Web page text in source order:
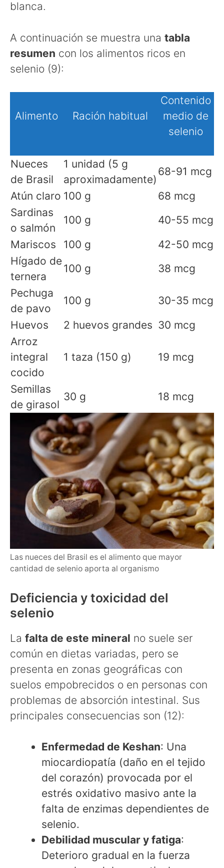
blanca.
A continuación se muestra una tabla
resumen con los alimentos ricos en
selenio (9):
Alimento Ración habitual
Contenido
medio de
selenio
Nueces
de Brasil
1 unidad (5 g
aproximadamente)
68-91 mcg
Atún claro 100 g
68 mcg
Sardinas
o salmón
100 g
40-55 mcg
Mariscos
100 g
42-50 mcg
Hígado de
ternera
100 g
38 mcg
Pechuga
de pavo
100 g
30-35 mcg
Huevos
2 huevos grandes 30 mcg
Arroz
integral
cocido
1 taza (150 g) 19 mcg
Semillas
de girasol
30 g 18 mcg
Las nueces del Brasil es el alimento que mayor
cantidad de selenio aporta al organismo
Deficiencia y toxicidad del
selenio
La falta de este mineral no suele ser
común en dietas variadas, pero se
presenta en zonas geográficas con
suelos empobrecidos o en personas con
problemas de absorción intestinal. Sus
principales consecuencias son (12):
Enfermedad de Keshan: Una
miocardiopatía (daño en el tejido
del corazón) provocada por el
estrés oxidativo masivo ante la
falta de enzimas dependientes de
selenio.
Debilidad muscular y fatiga:
Deterioro gradual en la fuerza